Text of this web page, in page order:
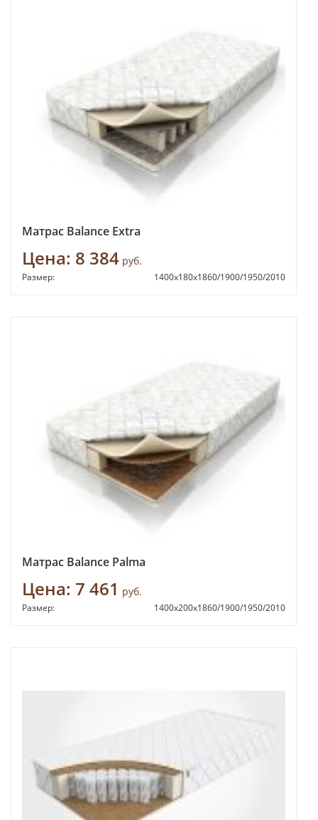
Матрас Balance Extra
Цена: 8 384 руб.
Размер: 1400х180х1860/1900/1950/2010
Матрас Balance Palma
Цена: 7 461 руб.
Размер: 1400х200х1860/1900/1950/2010